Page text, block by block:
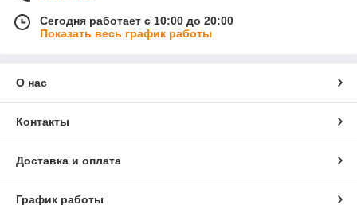
Сегодня работает с 10:00 до 20:00
Показать весь график работы
О нас
Контакты
Доставка и оплата
График работы